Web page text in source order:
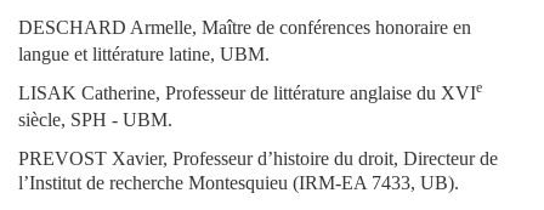
DESCHARD Armelle, Maître de conférences honoraire en
langue et littérature latine, UBM.
LISAK Catherine, Professeur de littérature anglaise du XVIe
siècle, SPH - UBM.
PREVOST Xavier, Professeur d’histoire du droit, Directeur de
l’Institut de recherche Montesquieu (IRM-EA 7433, UB).